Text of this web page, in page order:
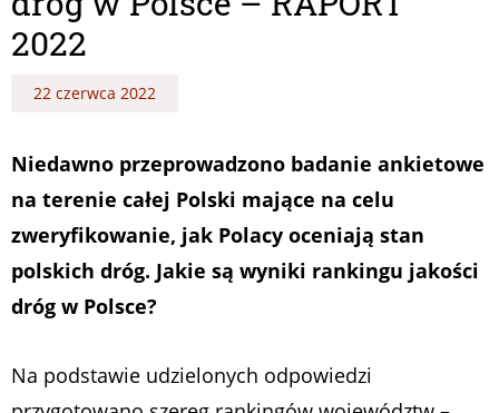
2022
22 czerwca 2022
Niedawno przeprowadzono badanie ankietowe
na terenie całej Polski mające na celu
zweryfikowanie, jak Polacy oceniają stan
polskich dróg. Jakie są wyniki rankingu jakości
dróg w Polsce?
Na podstawie udzielonych odpowiedzi